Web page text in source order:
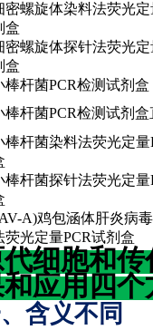
密螺旋体染料法荧光定
盒
密螺旋体探针法荧光定
盒
棒杆菌PCR检测试剂盒
棒杆菌PCR检测试剂盒
棒杆菌染料法荧光定量
棒杆菌探针法荧光定量
A)鸡包涵体肝炎病
荧光定量PCR试剂盒
细胞和
应用四
含义不同